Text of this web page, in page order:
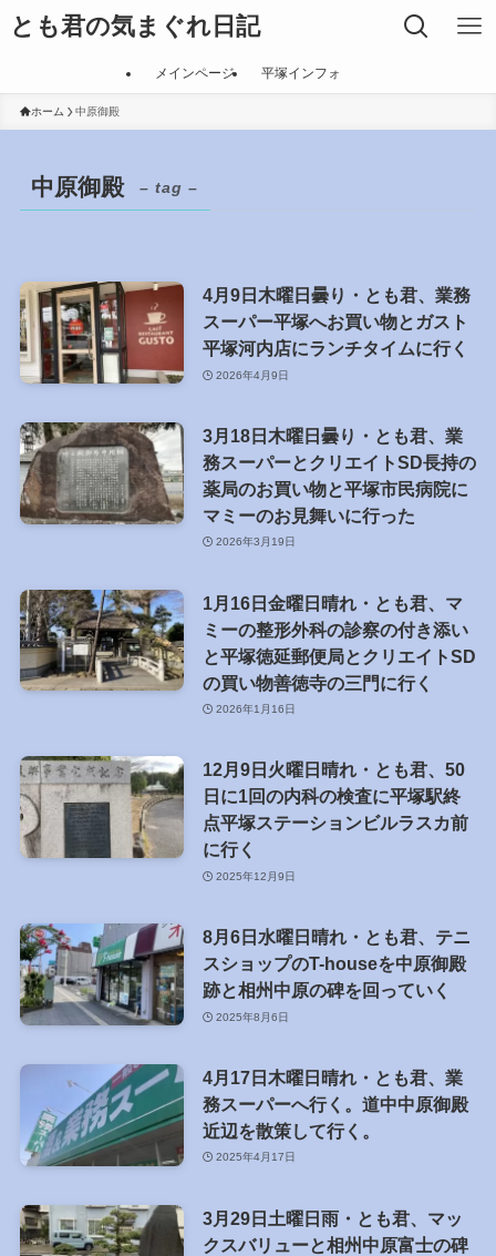
とも君の気まぐれ日記
メインページ 平塚インフォ
ホーム 中原御殿
中原御殿 – tag –
4月9日木曜日曇り・とも君、業務
スーパー平塚へお買い物とガスト
平塚河内店にランチタイムに行く
2026年4月9日
3月18日木曜日曇り・とも君、業
務スーパーとクリエイトSD長持の
薬局のお買い物と平塚市民病院に
マミーのお見舞いに行った
2026年3月19日
1月16日金曜日晴れ・とも君、マ
ミーの整形外科の診察の付き添い
と平塚徳延郵便局とクリエイトSD
の買い物善徳寺の三門に行く
2026年1月16日
12月9日火曜日晴れ・とも君、50
日に1回の内科の検査に平塚駅終
点平塚ステーションビルラスカ前
に行く
2025年12月9日
8月6日水曜日晴れ・とも君、テニ
スショップのT-houseを中原御殿
跡と相州中原の碑を回っていく
2025年8月6日
4月17日木曜日晴れ・とも君、業
務スーパーへ行く。道中中原御殿
近辺を散策して行く。
2025年4月17日
3月29日土曜日雨・とも君、マッ
クスバリューと相州中原富士の碑